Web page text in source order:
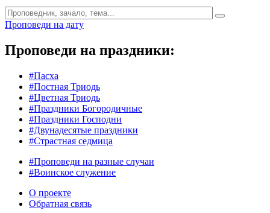
Проповеди на дату
Проповеди на праздники:
#Пасха
#Постная Триодь
#Цветная Триодь
#Праздники Богородичные
#Праздники Господни
#Двунадесятые праздники
#Страстная седмица
#Проповеди на разные случаи
#Воинское служение
О проекте
Обратная связь